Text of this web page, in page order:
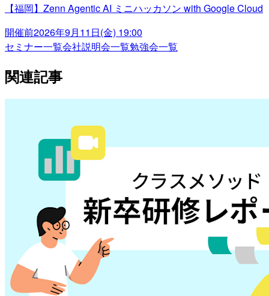
【福岡】Zenn Agentic AI ミニハッカソン with Google Cloud
開催前2026年9月11日(金) 19:00
セミナー一覧会社説明会一覧勉強会一覧
関連記事